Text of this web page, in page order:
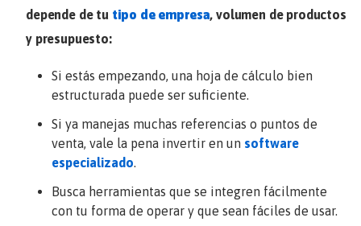
depende de tu tipo de empresa, volumen de productos
y presupuesto:
Si estás empezando, una hoja de cálculo bien
estructurada puede ser suficiente.
Si ya manejas muchas referencias o puntos de
venta, vale la pena invertir en un software
especializado.
Busca herramientas que se integren fácilmente
con tu forma de operar y que sean fáciles de usar.